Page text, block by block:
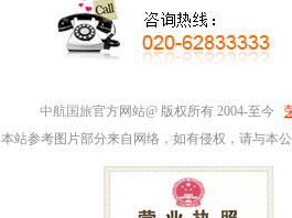
中航国旅官方网站@ 版权所有 2004-至今
本站参考图片部分来自网络，如有侵权，请与本